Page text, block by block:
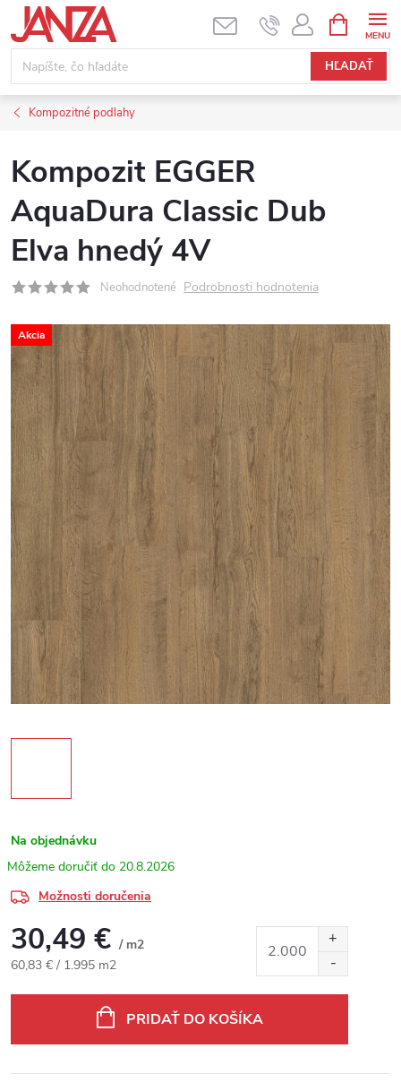
Prejsť na obsah
HĽADAŤ
Kompozitné podlahy
Kompozit EGGER
AquaDura Classic Dub
Elva hnedý 4V
Neohodnotené Podrobnosti hodnotenia
Akcia
Na objednávku
20.8.2026
Možnosti doručenia
30,49 € / m2
Jednotková cena:
60,83 € / 1.995 m2
PRIDAŤ DO KOŠÍKA